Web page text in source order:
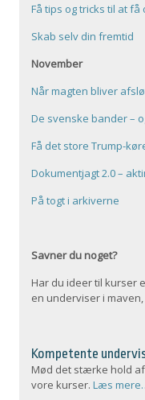
Få tips og tricks til at
Skab selv din fremtid
November
Når magten bliver
De svenske bander –
Få det store Trump-
Dokumentjagt 2.0 –
På togt i arkiverne
Savner du noget?
Har du ideer til kurser
en underviser i
Kompetente
Mød det stærke hold
vore kurser.Læs